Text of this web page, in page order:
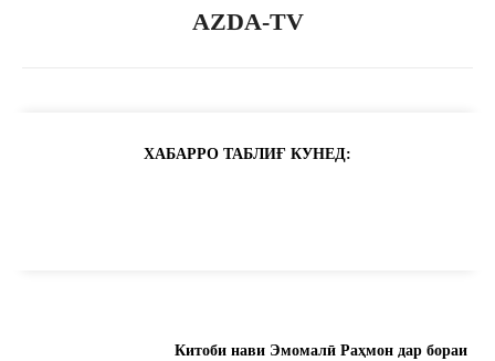
AZDA-TV
ХАБАРРО ТАБЛИҒ КУНЕД:
Китоби нави Эмомалӣ Раҳмон дар бораи